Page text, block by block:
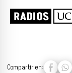
Compartir en: